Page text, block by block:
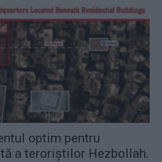
optim pentru
a teroriștilor Hezbollah.